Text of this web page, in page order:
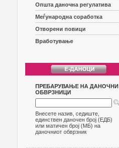
Општа даночна регулатива
Меѓународна соработка
Отворени повици
Вработување
ПРЕБАРУВАЊЕ НА ДАНОЧНИ
ОБВРЗНИЦИ
Внесете назив, седиште,
единствен даночен број (ЕДБ)
или матичен број (МБ) на
даночниот обврзник